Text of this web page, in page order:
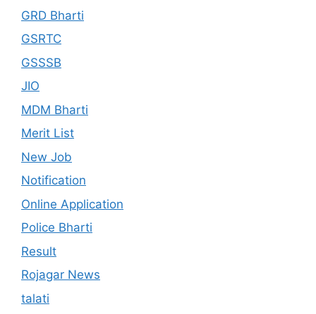
GRD Bharti
GSRTC
GSSSB
JIO
MDM Bharti
Merit List
New Job
Notification
Online Application
Police Bharti
Result
Rojagar News
talati